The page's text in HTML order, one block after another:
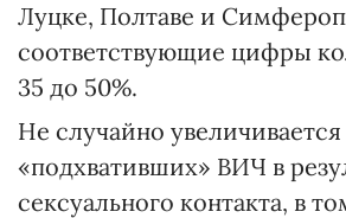
Луцке, Полтаве и
соответствующие цифры
35 до 50%.
Не случайно
«подхвативших» ВИЧ в
сексуального контакта, в